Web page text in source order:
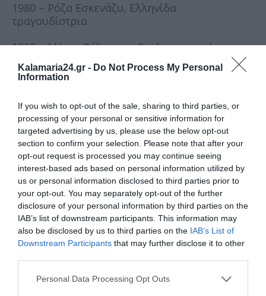
Kalamaria24.gr - Do Not Process My Personal
Information
If you wish to opt-out of the sale, sharing to third parties, or
processing of your personal or sensitive information for
targeted advertising by us, please use the below opt-out
section to confirm your selection. Please note that after your
opt-out request is processed you may continue seeing
interest-based ads based on personal information utilized by
us or personal information disclosed to third parties prior to
your opt-out. You may separately opt-out of the further
disclosure of your personal information by third parties on the
IAB’s list of downstream participants. This information may
also be disclosed by us to third parties on the IAB’s List of
Downstream Participants that may further disclose it to other
Personal Data Processing Opt Outs
1980 – Ρόζα Εσκενάζυ, Ελληνίδα
τραγουδίστρια
1982 – Μάρτι Φέλντμαν, Άγγλος κωμικός
1985 – Φίλιπ Λάρκιν, Άγγλος συγγραφέας
1987 – Λουίς Φεντερίκο Λελουάρ, Αργεντινός
βιοχημικός
1990 – Ρόμπερτ Κάμινγκς, Αμερικανός
ηθοποιός
1990 – Άρον Κόουπλαντ, Αμερικανός συνθέτης
1991 – Όσιος Πορφύριος ο Καυσοκαλυβίτης
1993 – Πάμπλο Εσκομπάρ, Κολομβιανός
έμπορος ναρκωτικών